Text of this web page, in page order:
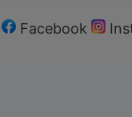
Facebook